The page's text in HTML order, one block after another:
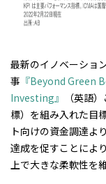
最新のイノベーショ
事 『Beyond Green
Investing』
（英語
標）を組み入れた目
ト向けの資金調達よ
達成を促すことによ
上で大きな柔軟性を